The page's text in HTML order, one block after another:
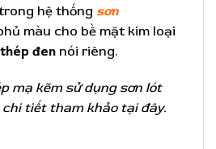
hệ thống sơn
màu cho bề mặt kim loại
đen nói riêng.
mạ kẽm sử dụng sơn lót
tiết tham khảo tại đây.